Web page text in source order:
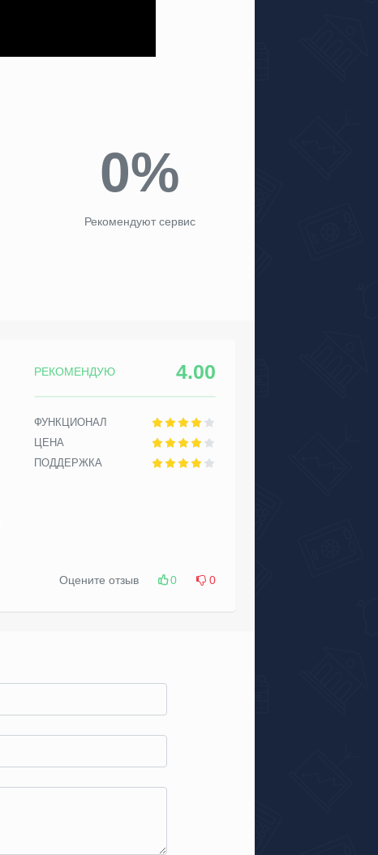
0%
Рекомендуют сервис
РЕКОМЕНДУЮ 4.00
ФУНКЦИОНАЛ
ЦЕНА
ПОДДЕРЖКА
Оцените отзыв 0 0